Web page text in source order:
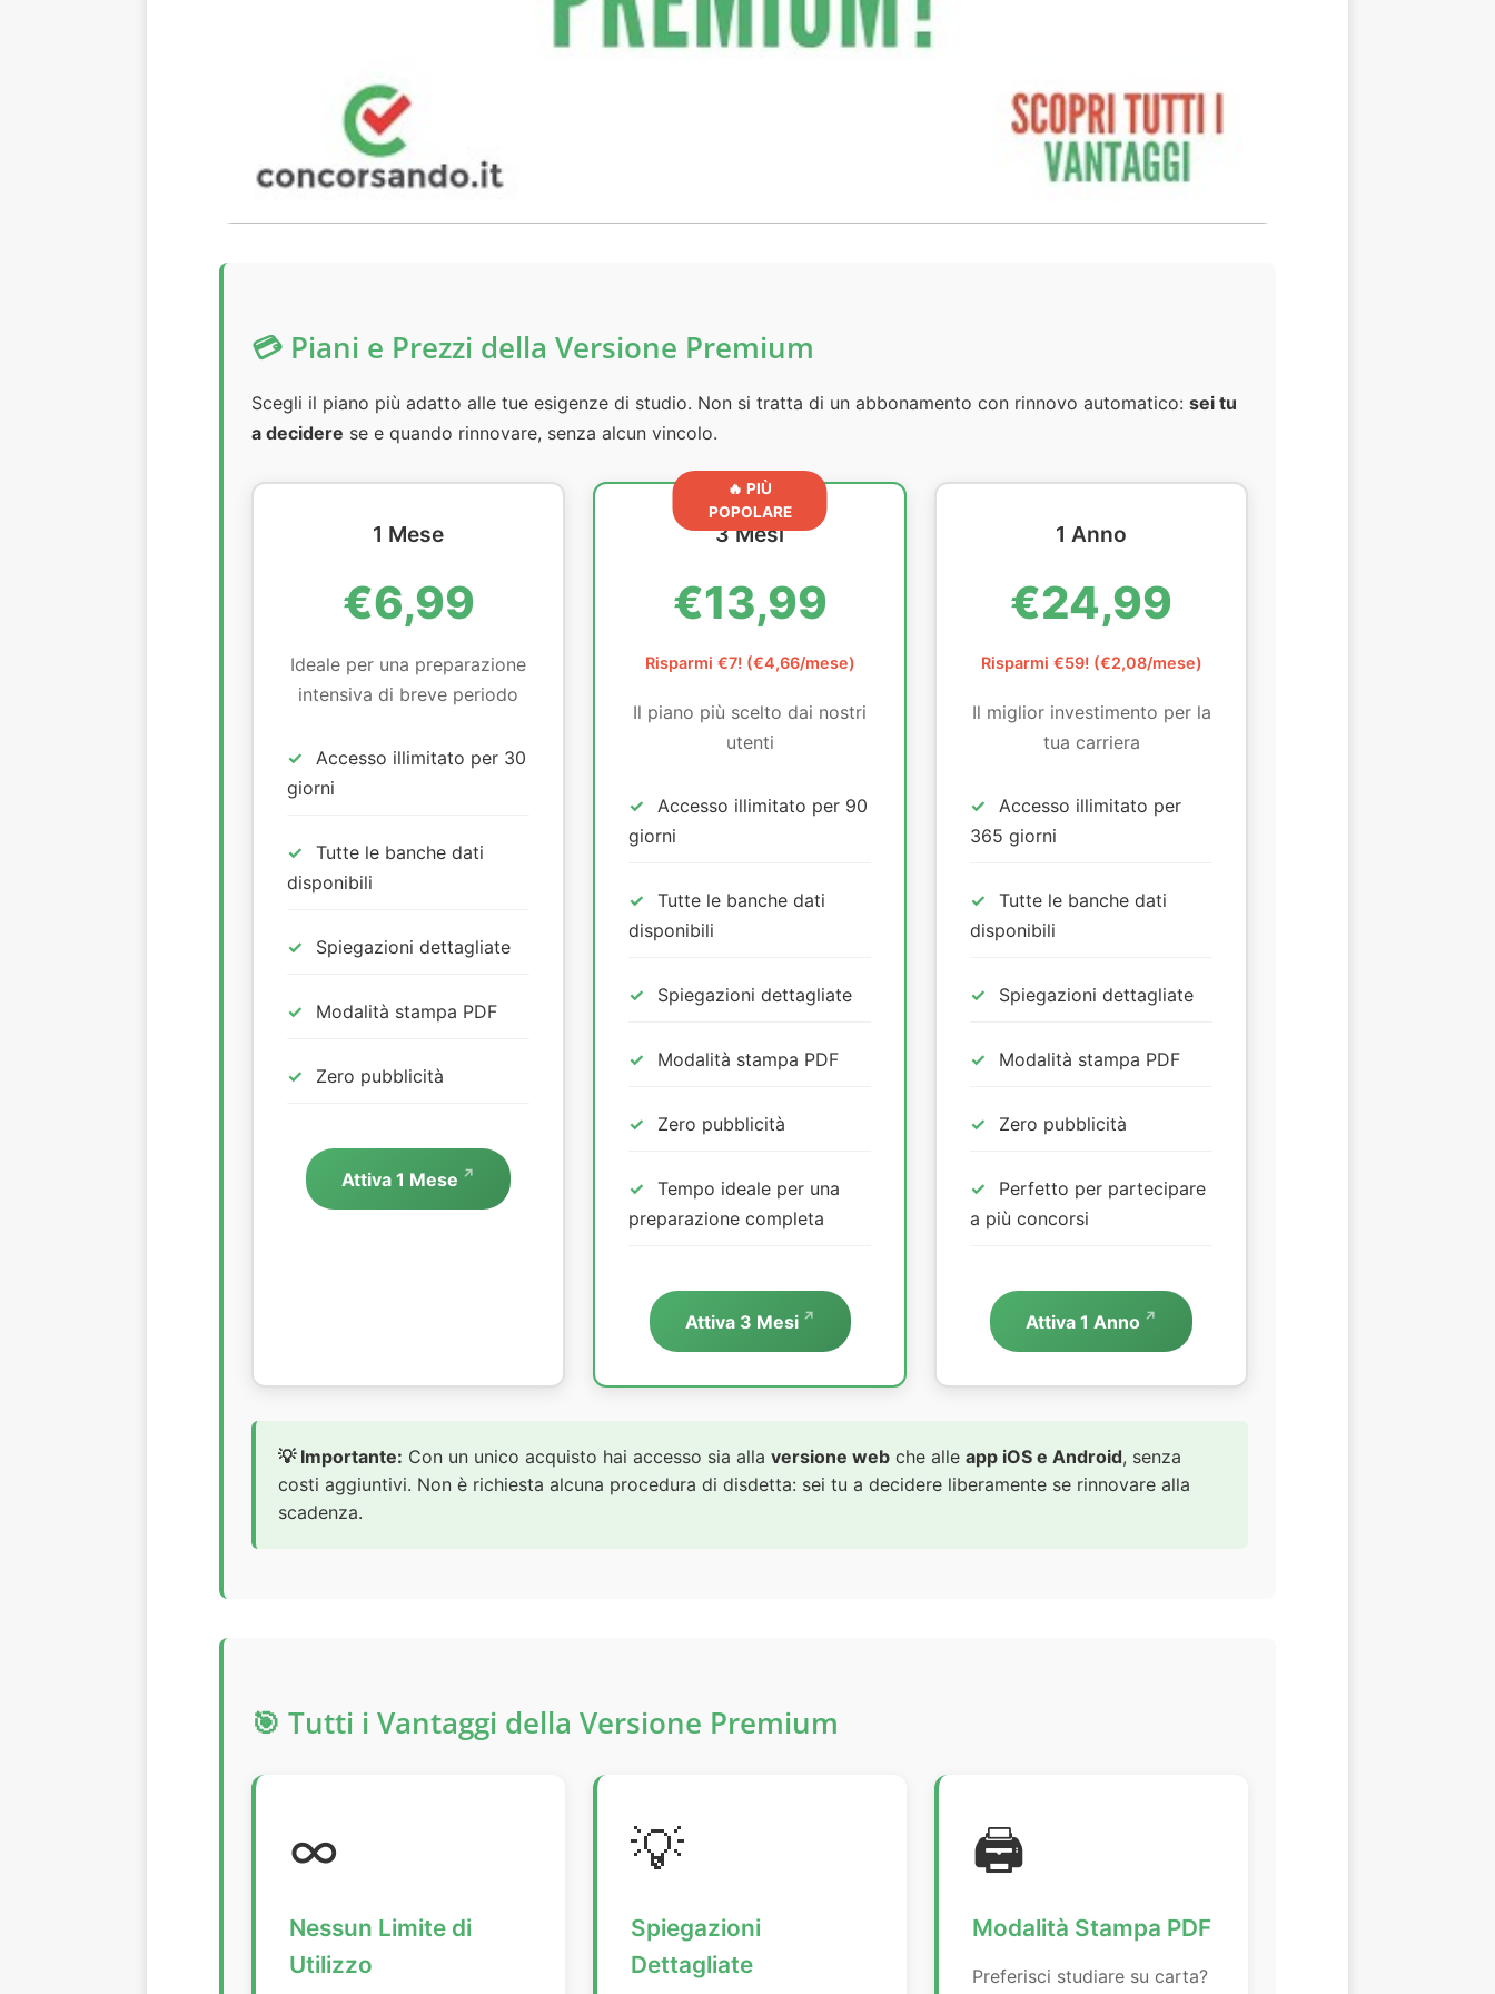
💳 Piani e Prezzi della Versione Premium
Scegli il piano più adatto alle tue esigenze di studio. Non si tratta di un abbonamento con rinnovo automatico: sei tu
a decidere se e quando rinnovare, senza alcun vincolo.
1 Mese
€6,99
Ideale per una preparazione
intensiva di breve periodo
Accesso illimitato per 30
giorni
Tutte le banche dati
disponibili
Spiegazioni dettagliate
Modalità stampa PDF
Zero pubblicità
Attiva 1 Mese
🔥 PIÙ
POPOLARE
3 Mesi
€13,99
Risparmi €7! (€4,66/mese)
Il piano più scelto dai nostri
utenti
Accesso illimitato per 90
giorni
Tutte le banche dati
disponibili
Spiegazioni dettagliate
Modalità stampa PDF
Zero pubblicità
Tempo ideale per una
preparazione completa
Attiva 3 Mesi
1 Anno
€24,99
Risparmi €59! (€2,08/mese)
Il miglior investimento per la
tua carriera
Accesso illimitato per
365 giorni
Tutte le banche dati
disponibili
Spiegazioni dettagliate
Modalità stampa PDF
Zero pubblicità
Perfetto per partecipare
a più concorsi
Attiva 1 Anno
💡 Importante: Con un unico acquisto hai accesso sia alla versione web che alle app iOS e Android, senza
costi aggiuntivi. Non è richiesta alcuna procedura di disdetta: sei tu a decidere liberamente se rinnovare alla
scadenza.
🎯 Tutti i Vantaggi della Versione Premium
∞
Nessun Limite di
Utilizzo
💡
Spiegazioni
Dettagliate
🖨️
Modalità Stampa PDF
Preferisci studiare su carta?